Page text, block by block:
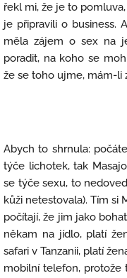
řekl mi, že je to
je připravili o business.
měla zájem o sex na
poradit, na koho se
že se toho ujme, mám-li
Abych to shrnula:
týče lichotek, tak
se týče sexu, to
kůži netestovala). Tím si
počítají, že jim jako
někam na jídlo, platí
safari v Tanzanii, platí
mobilní telefon, protože